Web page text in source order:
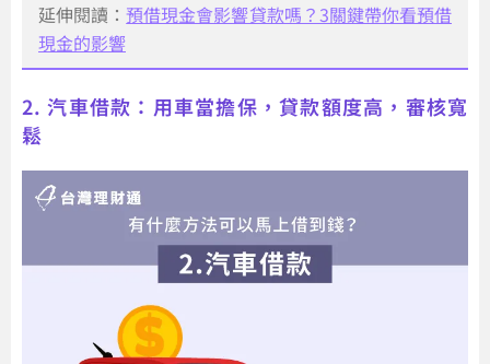
延伸閱讀：預借現金會影響貸款嗎？3關鍵帶你看預借
現金的影響
2. 汽車借款：用車當擔保，貸款額度高，審核寬
鬆